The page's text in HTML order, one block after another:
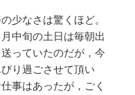
少なさは驚くほど。
中旬の土日は毎朝出
っていたのだが，今
り過ごさせて頂い
事はあったが，ごく